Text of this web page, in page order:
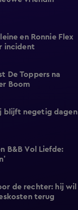
en Ronnie Flex
incident
De Toppers na
Boom
blijft negetig dagen
B&B Vol Liefde:
de rechter: hij wil
terug